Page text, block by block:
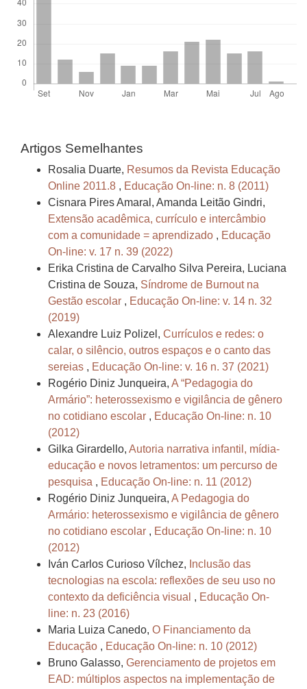
Artigos Semelhantes
Rosalia Duarte, Resumos da Revista Educação
Online 2011.8 , Educação On-line: n. 8 (2011)
Cisnara Pires Amaral, Amanda Leitão Gindri,
Extensão acadêmica, currículo e intercâmbio
com a comunidade = aprendizado , Educação
On-line: v. 17 n. 39 (2022)
Erika Cristina de Carvalho Silva Pereira, Luciana
Cristina de Souza, Síndrome de Burnout na
Gestão escolar , Educação On-line: v. 14 n. 32
(2019)
Alexandre Luiz Polizel, Currículos e redes: o
calar, o silêncio, outros espaços e o canto das
sereias , Educação On-line: v. 16 n. 37 (2021)
Rogério Diniz Junqueira, A “Pedagogia do
Armário”: heterossexismo e vigilância de gênero
no cotidiano escolar , Educação On-line: n. 10
(2012)
Gilka Girardello, Autoria narrativa infantil, mídia-
educação e novos letramentos: um percurso de
pesquisa , Educação On-line: n. 11 (2012)
Rogério Diniz Junqueira, A Pedagogia do
Armário: heterossexismo e vigilância de gênero
no cotidiano escolar , Educação On-line: n. 10
(2012)
Iván Carlos Curioso Vílchez, Inclusão das
tecnologias na escola: reflexões de seu uso no
contexto da deficiência visual , Educação On-
line: n. 23 (2016)
Maria Luiza Canedo, O Financiamento da
Educação , Educação On-line: n. 10 (2012)
Bruno Galasso, Gerenciamento de projetos em
EAD: múltiplos aspectos na implementação de